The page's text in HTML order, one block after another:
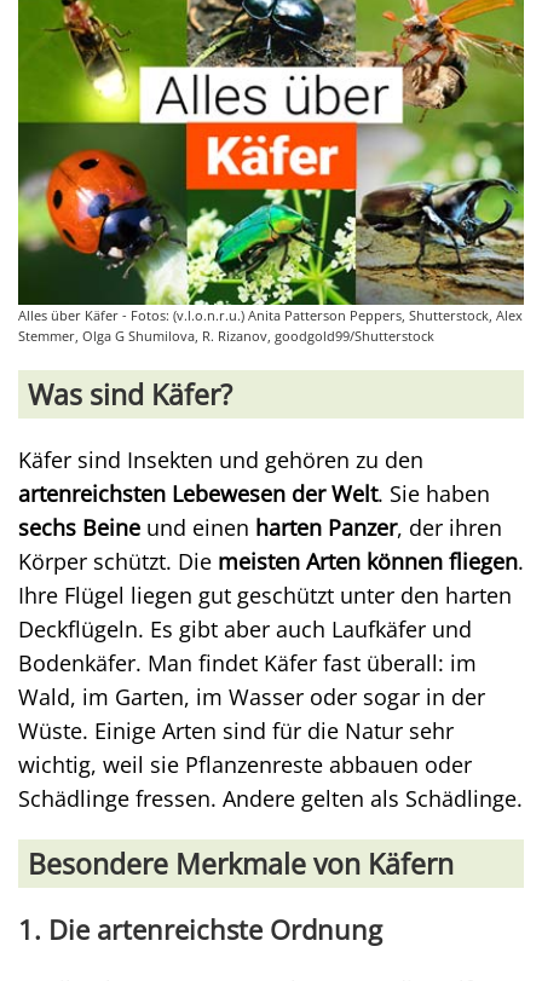
Alles über Käfer - Fotos: (v.l.o.n.r.u.) Anita Patterson Peppers, Shutterstock, Alex
Stemmer, Olga G Shumilova, R. Rizanov, goodgold99/Shutterstock
Was sind Käfer?
Käfer sind Insekten und gehören zu den
artenreichsten Lebewesen der Welt. Sie haben
sechs Beine und einen harten Panzer, der ihren
Körper schützt. Die meisten Arten können fliegen.
Ihre Flügel liegen gut geschützt unter den harten
Deckflügeln. Es gibt aber auch Laufkäfer und
Bodenkäfer. Man findet Käfer fast überall: im
Wald, im Garten, im Wasser oder sogar in der
Wüste. Einige Arten sind für die Natur sehr
wichtig, weil sie Pflanzenreste abbauen oder
Schädlinge fressen. Andere gelten als Schädlinge.
Besondere Merkmale von Käfern
1. Die artenreichste Ordnung